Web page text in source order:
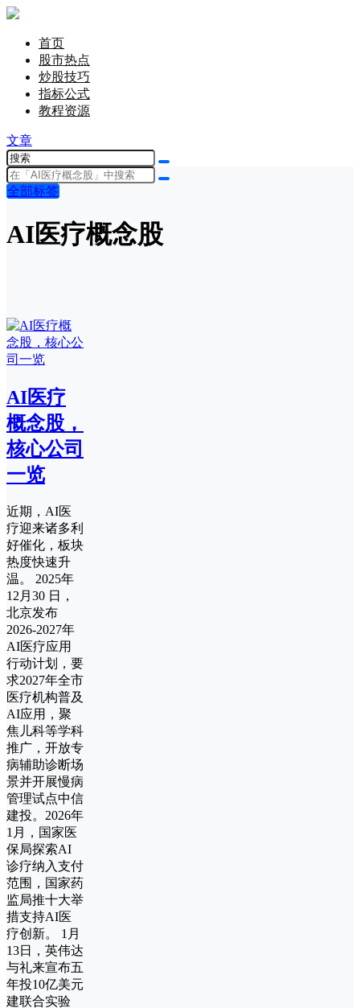
首页
股市热点
炒股技巧
指标公式
教程资源
文章
全部标签
AI医疗概念股
AI医疗
概念股，
核心公司
一览
近期，AI医
疗迎来诸多利
好催化，板块
热度快速升
温。 2025年
12月30 日，
北京发布
2026-2027年
AI医疗应用
行动计划，要
求2027年全市
医疗机构普及
AI应用，聚
焦儿科等学科
推广，开放专
病辅助诊断场
景并开展慢病
管理试点中信
建投。2026年
1月，国家医
保局探索AI
诊疗纳入支付
范围，国家药
监局推十大举
措支持AI医
疗创新。 1月
13日，英伟达
与礼来宣布五
年投10亿美元
建联合实验